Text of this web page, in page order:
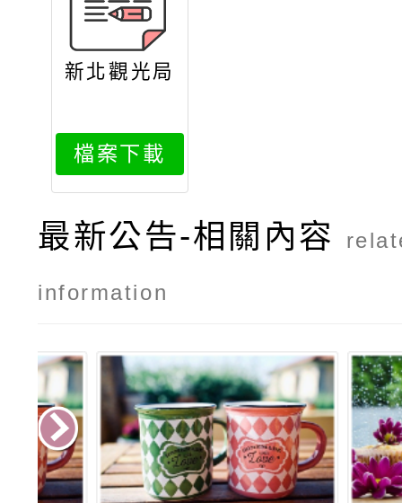
新北觀光局
檔案下載
最新公告-相關內容
information